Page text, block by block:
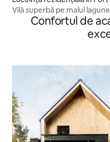
Vilă superbă pe malul
Confortul de